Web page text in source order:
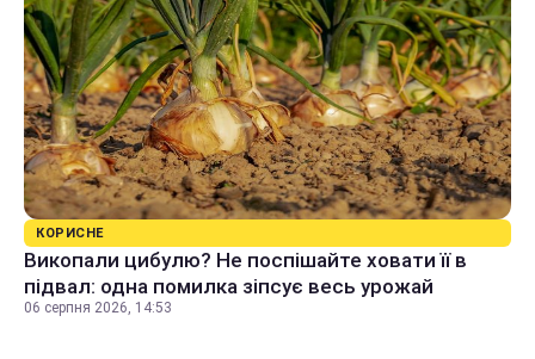
КОРИСНЕ
Викопали цибулю? Не поспішайте ховати її в
підвал: одна помилка зіпсує весь урожай
06 серпня 2026, 14:53